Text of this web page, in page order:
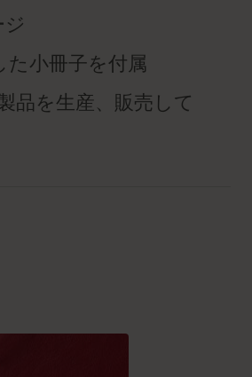
小冊子を付属
品を生産、販売して